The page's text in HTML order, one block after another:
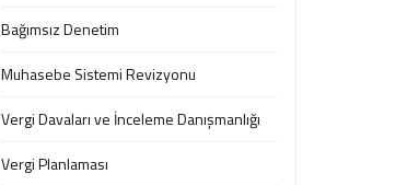
Bağımsız Denetim
Muhasebe Sistemi Revizyonu
Vergi Davaları ve İnceleme Danışmanlığı
Vergi Planlaması